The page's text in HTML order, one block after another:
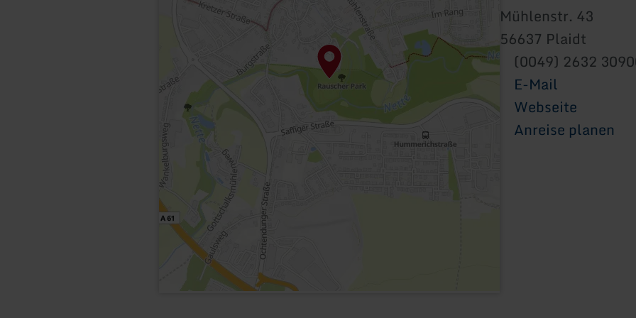
Mühlenstr. 43
56637 Plaidt
(0049) 2632
E-Mail
Webseite
Anreise planen